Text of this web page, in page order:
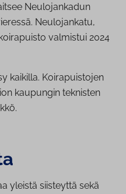
Neulojankadun
Neulojankatu,
valmistui 2024
kaikilla. Koirapuistojen
kaupungin teknisten
yleistä siisteyttä sekä